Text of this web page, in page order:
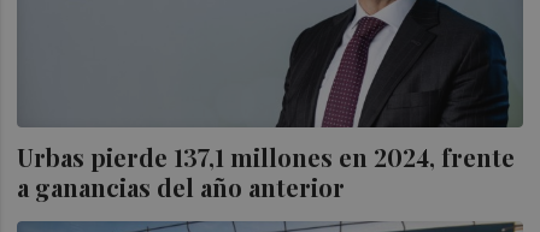
Urbas pierde 137,1 millones en 2024, frente
a ganancias del año anterior